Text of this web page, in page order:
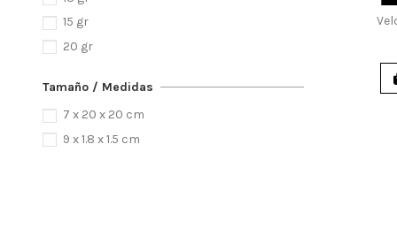
15 gr
20 gr
Tamaño / Medidas
7 x 20 x 20 cm
9 x 1.8 x 1.5 cm